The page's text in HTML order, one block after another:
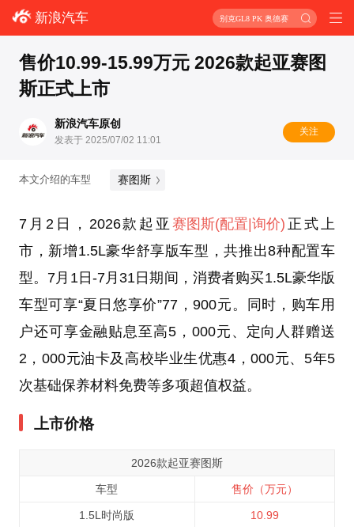
新浪汽车 别克GL8 PK 奥德赛
售价10.99-15.99万元 2026款起亚赛图
斯正式上市
新浪汽车原创
发表于 2025/07/02 11:01
关注
本文介绍的车型 赛图斯
7月2日，2026款起亚赛图斯(配置|询价) 正式上
市，新增1.5L豪华舒享版车型，共推出8种配置车
型。7月1日-7月31日期间，消费者购买1.5L豪华版
车型可享“夏日悠享价”77，900元。同时，购车用
户还可享金融贴息至高5，000元、定向人群赠送
2，000元油卡及高校毕业生优惠4，000元、5年5
次基础保养材料免费等多项超值权益。
上市价格
2026款起亚赛图斯
车型 售价（万元）
1.5L时尚版 10.99